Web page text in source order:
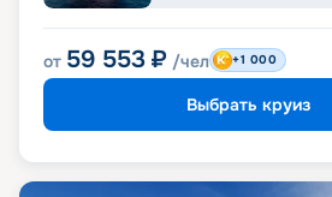
от 59 553 ₽ /чел +1 000
Выбрать круиз